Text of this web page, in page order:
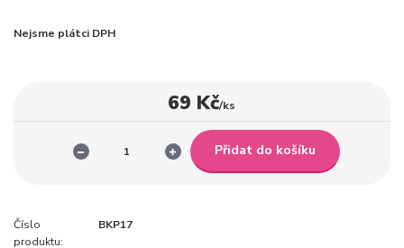
Nejsme plátci DPH
69 Kč/ks
Přidat do košíku
Číslo
produktu:
BKP17